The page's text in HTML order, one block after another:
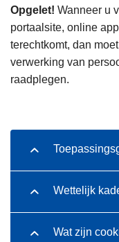
Opgelet! Wanneer u
portaalsite, online
terechtkomt, dan
verwerking van
raadplegen.
Wettelijk
Wat zijn